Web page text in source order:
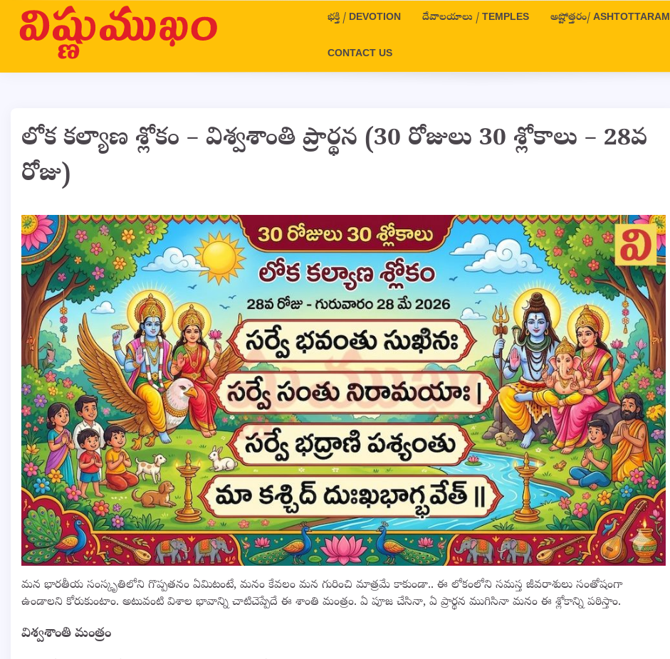
content
భక్తి / DEVOTION దేవాలయాలు / TEMPLES అష్టోత్తరం/ ASHTOTTARAM
CONTACT US
లోక కల్యాణ శ్లోకం – విశ్వశాంతి ప్రార్థన (30 రోజులు 30 శ్లోకాలు – 28వ
రోజు)
మన భారతీయ సంస్కృతిలోని గొప్పతనం ఏమిటంటే, మనం కేవలం మన గురించి మాత్రమే కాకుండా.. ఈ లోకంలోని సమస్త జీవరాశులు సంతోషంగా
ఉండాలని కోరుకుంటాం. అటువంటి విశాల భావాన్ని చాటిచెప్పేదే ఈ శాంతి మంత్రం. ఏ పూజ చేసినా, ఏ ప్రార్థన ముగిసినా మనం ఈ శ్లోకాన్ని పఠిస్తాం.
విశ్వశాంతి మంత్రం